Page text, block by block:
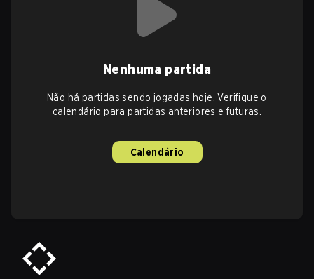
Nenhuma partida
Não há partidas sendo jogadas hoje. Verifique o
calendário para partidas anteriores e futuras.
Calendário